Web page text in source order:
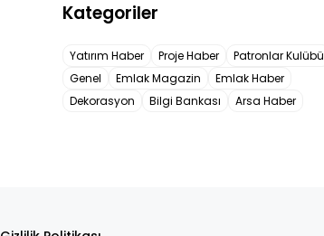
Kategoriler
Yatırım Haber Proje Haber
Patronlar Kulübü
Genel
Emlak Magazin
Emlak Haber
Dekorasyon
Bilgi Bankası Arsa Haber